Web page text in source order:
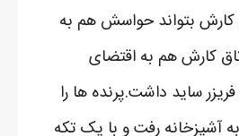
کارش بتواند حواسش هم به
کارش هم به اقتضای
ساید داشت.پرنده ها را
آشپزخانه رفت و با یک تکه